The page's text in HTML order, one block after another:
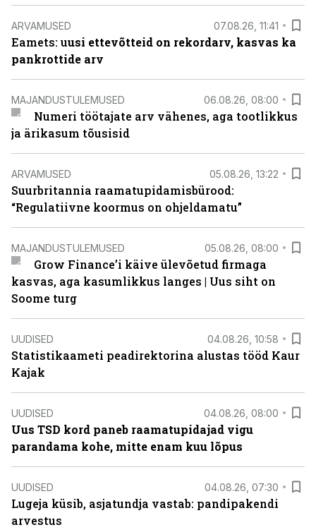
ARVAMUSED 07.08.26, 11:41
Eamets: uusi ettevõtteid on rekordarv, kasvas ka
pankrottide arv
MAJANDUSTULEMUSED 06.08.26, 08:00
Numeri töötajate arv vähenes, aga tootlikkus
ja ärikasum tõusisid
ARVAMUSED 05.08.26, 13:22
Suurbritannia raamatupidamisbürood:
“Regulatiivne koormus on ohjeldamatu”
MAJANDUSTULEMUSED 05.08.26, 08:00
Grow Finance’i käive ülevõetud firmaga
kasvas, aga kasumlikkus langes | Uus siht on
Soome turg
UUDISED 04.08.26, 10:58
Statistikaameti peadirektorina alustas tööd Kaur
Kajak
UUDISED 04.08.26, 08:00
Uus TSD kord paneb raamatupidajad vigu
parandama kohe, mitte enam kuu lõpus
UUDISED 04.08.26, 07:30
Lugeja küsib, asjatundja vastab: pandipakendi
arvestus